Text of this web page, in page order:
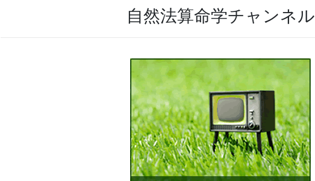
自然法算命学チャンネル